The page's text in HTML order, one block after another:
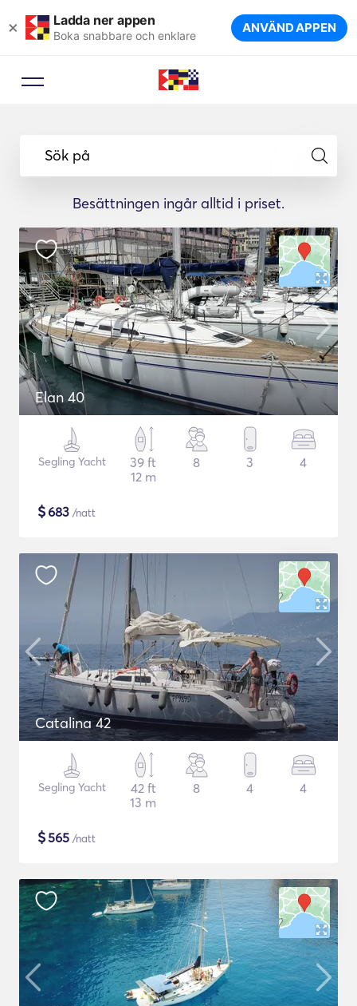
× Ladda ner appen
Boka snabbare och enklare ANVÄND APPEN
Sök på
Besättningen ingår alltid i priset.
Elan 40
Segling Yacht
39 ft
12 m
8 3 4
$683 /natt
Catalina 42
Segling Yacht
42 ft
13 m
8 4 4
$565 /natt